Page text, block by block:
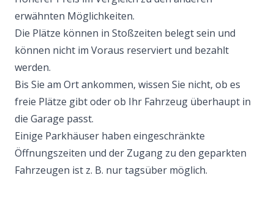
erwähnten Möglichkeiten.
Die Plätze können in Stoßzeiten belegt sein und
können nicht im Voraus reserviert und bezahlt
werden.
Bis Sie am Ort ankommen, wissen Sie nicht, ob es
freie Plätze gibt oder ob Ihr Fahrzeug überhaupt in
die Garage passt.
Einige Parkhäuser haben eingeschränkte
Öffnungszeiten und der Zugang zu den geparkten
Fahrzeugen ist z. B. nur tagsüber möglich.